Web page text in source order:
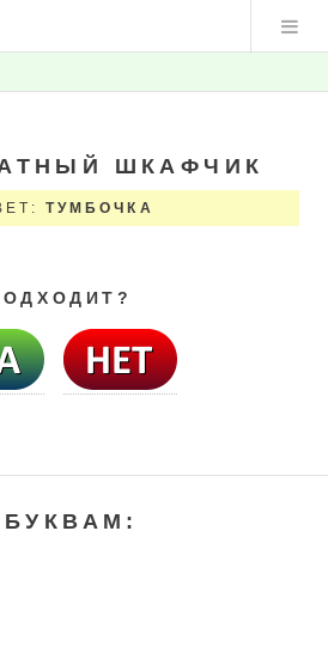
ШКАФЧИК
ТУМБОЧКА